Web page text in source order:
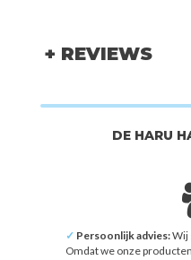
+ REVIEWS
DE HARU
✓ Persoonlijk advies:Wij
Omdat we onze